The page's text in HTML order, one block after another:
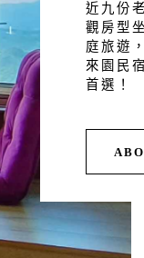
近九份
觀房型
庭旅遊
來園民
首選！